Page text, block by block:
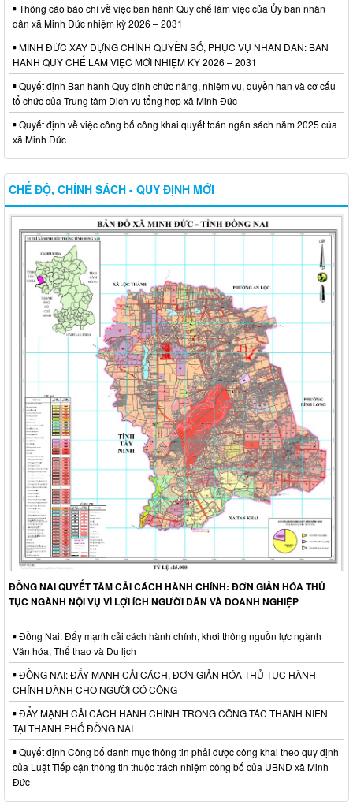
Thông cáo báo chí về việc ban hành Quy chế làm việc của Ủy ban nhân
dân xã Minh Đức nhiệm kỳ 2026 – 2031
MINH ĐỨC XÂY DỰNG CHÍNH QUYỀN SỐ, PHỤC VỤ NHÂN DÂN: BAN
HÀNH QUY CHẾ LÀM VIỆC MỚI NHIỆM KỲ 2026 – 2031
Quyết định Ban hành Quy định chức năng, nhiệm vụ, quyền hạn và cơ cấu
tổ chức của Trung tâm Dịch vụ tổng hợp xã Minh Đức
Quyết định về việc công bố công khai quyết toán ngân sách năm 2025 của
xã Minh Đức
CHẾ ĐỘ, CHÍNH SÁCH - QUY ĐỊNH MỚI
ĐỒNG NAI QUYẾT TÂM CẢI CÁCH HÀNH CHÍNH: ĐƠN GIẢN HÓA THỦ
TỤC NGÀNH NỘI VỤ VÌ LỢI ÍCH NGƯỜI DÂN VÀ DOANH NGHIỆP
Đồng Nai: Đẩy mạnh cải cách hành chính, khơi thông nguồn lực ngành
Văn hóa, Thể thao và Du lịch
ĐỒNG NAI: ĐẨY MẠNH CẢI CÁCH, ĐƠN GIẢN HÓA THỦ TỤC HÀNH
CHÍNH DÀNH CHO NGƯỜI CÓ CÔNG
ĐẨY MẠNH CẢI CÁCH HÀNH CHÍNH TRONG CÔNG TÁC THANH NIÊN
TẠI THÀNH PHỐ ĐỒNG NAI
Quyết định Công bố danh mục thông tin phải được công khai theo quy định
của Luật Tiếp cận thông tin thuộc trách nhiệm công bố của UBND xã Minh
Đức